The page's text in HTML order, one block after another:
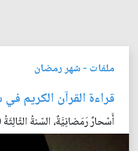
ملفات -شهر رمضان
قراءة القرآن الكريم
أَسْحارٌ رَمَضانِيَّةٌ، السّنةُ الثّالِثَةُ